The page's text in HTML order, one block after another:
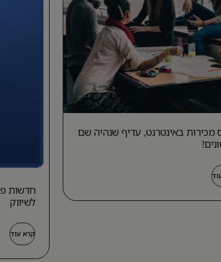
מכירות באינטרנט, עדיף שנהיה שם
חדשות
לשיווק
קרא עוד